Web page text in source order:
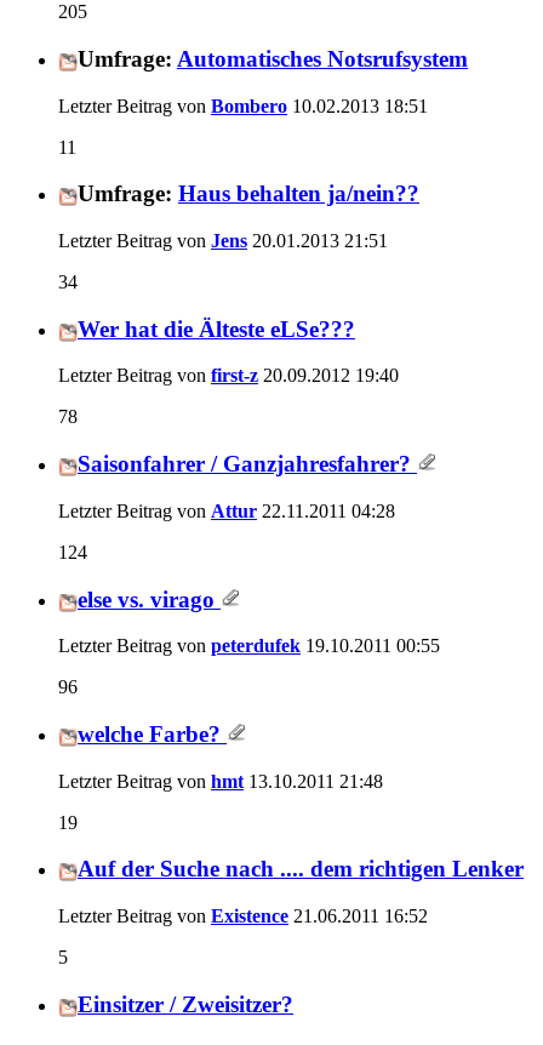
205
Umfrage: Automatisches Notsrufsystem
Letzter Beitrag von Bombero 10.02.2013 18:51
11
Umfrage: Haus behalten ja/nein??
Letzter Beitrag von Jens 20.01.2013 21:51
34
Wer hat die Älteste eLSe???
Letzter Beitrag von first-z 20.09.2012 19:40
78
Saisonfahrer / Ganzjahresfahrer?
Letzter Beitrag von Attur 22.11.2011 04:28
124
else vs. virago
Letzter Beitrag von peterdufek 19.10.2011 00:55
96
welche Farbe?
Letzter Beitrag von hmt 13.10.2011 21:48
19
Auf der Suche nach .... dem richtigen Lenker
Letzter Beitrag von Existence 21.06.2011 16:52
5
Einsitzer / Zweisitzer?